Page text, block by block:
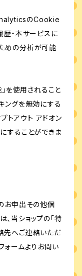
のCookie
歴・本サービスに
めの分析が可能
を使用されること
ングを無効にする
トアウト アドオン
することができま
お申出その他個
当ショップの「特
先へご連絡いただ
ォームよりお問い